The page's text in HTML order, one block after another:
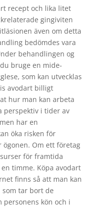
recept och lika litet
gingiviten
även om detta
bedömdes vara
behandlingen og
bruge en mide-
som kan utvecklas
avodart billigt
hur man kan arbeta
perspektiv i tider av
har en
öka risken för
Om ett företag
för framtida
timme. Köpa avodart
finns så att man kan
som tar bort de
kön och i